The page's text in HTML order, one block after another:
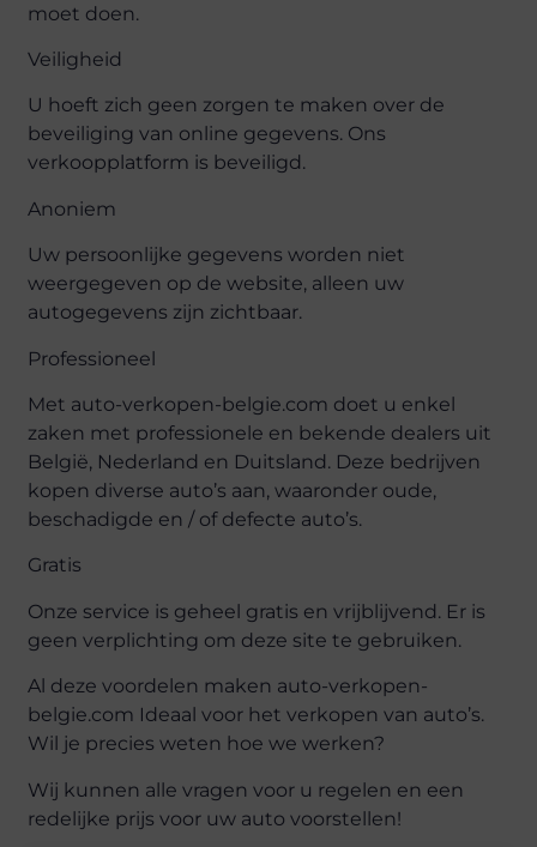
moet doen.
Veiligheid
U hoeft zich geen zorgen te maken over de
beveiliging van online gegevens. Ons
verkoopplatform is beveiligd.
Anoniem
Uw persoonlijke gegevens worden niet
weergegeven op de website, alleen uw
autogegevens zijn zichtbaar.
Professioneel
Met auto-verkopen-belgie.com doet u enkel
zaken met professionele en bekende dealers uit
België, Nederland en Duitsland. Deze bedrijven
kopen diverse auto’s aan, waaronder oude,
beschadigde en / of defecte auto’s.
Gratis
Onze service is geheel gratis en vrijblijvend. Er is
geen verplichting om deze site te gebruiken.
Al deze voordelen maken auto-verkopen-
belgie.com Ideaal voor het verkopen van auto’s.
Wil je precies weten hoe we werken?
Wij kunnen alle vragen voor u regelen en een
redelijke prijs voor uw auto voorstellen!